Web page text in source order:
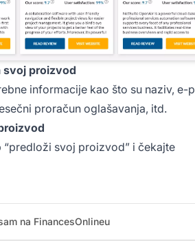
svoj proizvod
informacije kao što su naziv, e-
proračun oglašavanja, itd.
“predloži svoj proizvod” i čekajte
na FinancesOnlineu